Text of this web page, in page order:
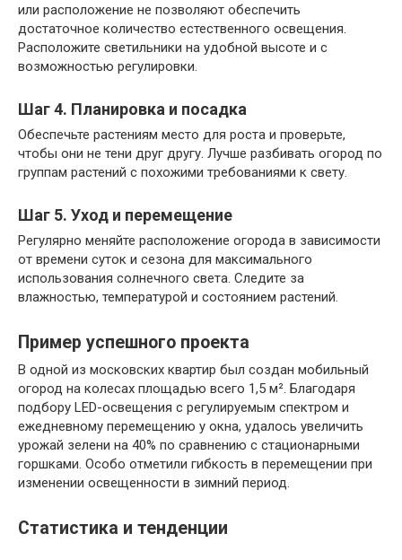
или расположение не позволяют обеспечить
достаточное количество естественного освещения.
Расположите светильники на удобной высоте и с
возможностью регулировки.
Шаг 4. Планировка и посадка
Обеспечьте растениям место для роста и проверьте,
чтобы они не тени друг другу. Лучше разбивать огород по
группам растений с похожими требованиями к свету.
Шаг 5. Уход и перемещение
Регулярно меняйте расположение огорода в зависимости
от времени суток и сезона для максимального
использования солнечного света. Следите за
влажностью, температурой и состоянием растений.
Пример успешного проекта
В одной из московских квартир был создан мобильный
огород на колесах площадью всего 1,5 м². Благодаря
подбору LED-освещения с регулируемым спектром и
ежедневному перемещению у окна, удалось увеличить
урожай зелени на 40% по сравнению с стационарными
горшками. Особо отметили гибкость в перемещении при
изменении освещенности в зимний период.
Статистика и тенденции